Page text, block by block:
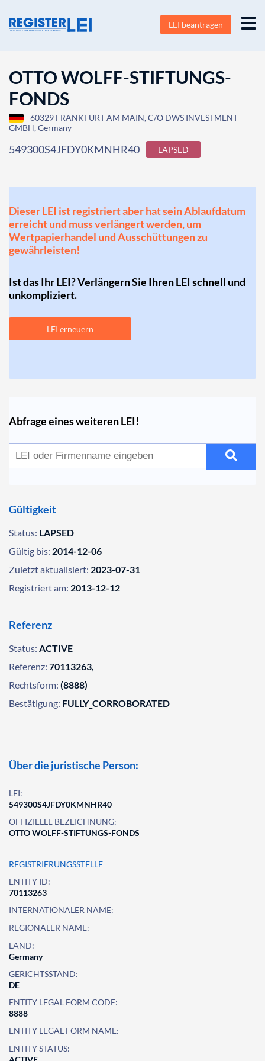
LEI beantragen
OTTO WOLFF-STIFTUNGS-
FONDS
60329 FRANKFURT AM MAIN, C/O DWS INVESTMENT
GMBH, Germany
549300S4JFDY0KMNHR40 LAPSED
Dieser LEI ist registriert aber hat sein Ablaufdatum
erreicht und muss verlängert werden, um
Wertpapierhandel und Ausschüttungen zu
gewährleisten!
Ist das Ihr LEI? Verlängern Sie Ihren LEI schnell und
unkompliziert.
LEI erneuern
Abfrage eines weiteren LEI!
Gültigkeit
Status: LAPSED
Gültig bis: 2014-12-06
Zuletzt aktualisiert: 2023-07-31
Registriert am: 2013-12-12
Referenz
Status: ACTIVE
Referenz: 70113263,
Rechtsform: (8888)
Bestätigung: FULLY_CORROBORATED
Über die juristische Person:
LEI:
549300S4JFDY0KMNHR40
OFFIZIELLE BEZEICHNUNG:
OTTO WOLFF-STIFTUNGS-FONDS
REGISTRIERUNGSSTELLE
ENTITY ID:
70113263
INTERNATIONALER NAME:
REGIONALER NAME:
LAND:
Germany
GERICHTSSTAND:
DE
ENTITY LEGAL FORM CODE:
8888
ENTITY LEGAL FORM NAME:
ENTITY STATUS: